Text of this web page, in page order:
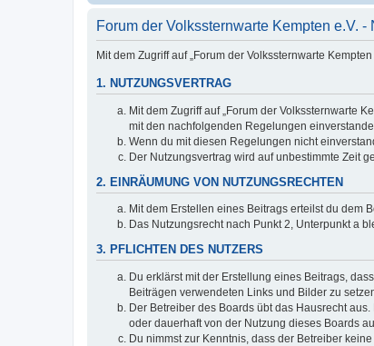
Forum der Volkssternwarte Kempten e.V.
Mit dem Zugriff auf „Forum der Volkssternwarte
1. NUTZUNGSVERTRAG
Mit dem Zugriff auf „Forum der Volkssternwarte
mit den nachfolgenden Regelungen
Wenn du mit diesen Regelungen nicht
Der Nutzungsvertrag wird auf unbestimmte Zeit
2. EINRÄUMUNG VON NUTZUNGSRECHTEN
Mit dem Erstellen eines Beitrags erteilst du dem
Das Nutzungsrecht nach Punkt 2, Unterpunkt a
3. PFLICHTEN DES NUTZERS
Du erklärst mit der Erstellung eines Beitrags,
Beiträgen verwendeten Links und Bilder zu
Der Betreiber des Boards übt das Hausrecht
oder dauerhaft von der Nutzung dieses Boards
Du nimmst zur Kenntnis, dass der Betreiber